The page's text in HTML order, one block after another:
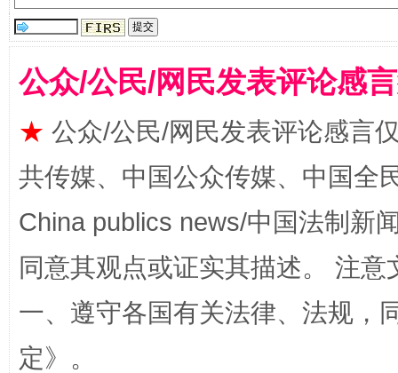
公众/公民/网民发表评论感
★ 公众/公民/网民发表评论感言
共传媒、中国公众传媒、中国全
China publics news/中国法制新
同意其观点或证实其描述。 注
一、遵守各国有关法律、法规，
定》。